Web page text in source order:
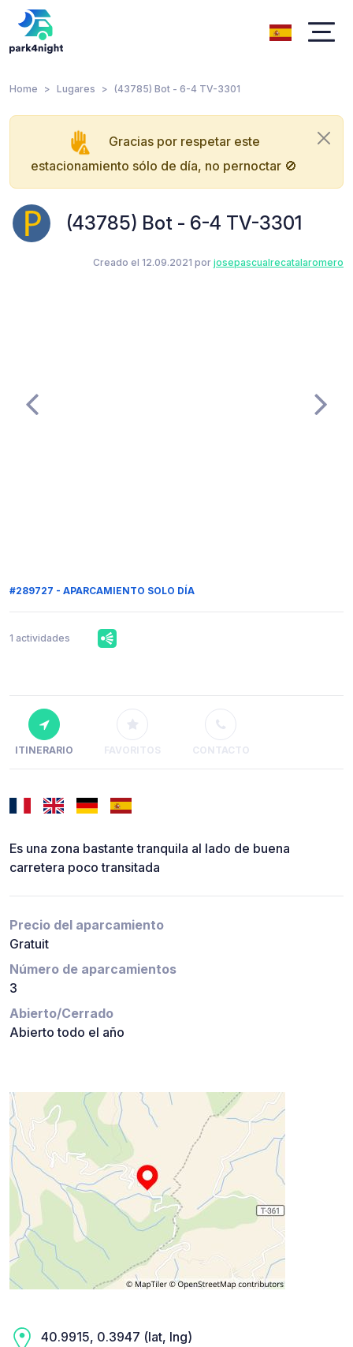
Home Lugares (43785) Bot - 6-4 TV-3301
Gracias por respetar este
estacionamiento sólo de día, no pernoctar 🚫
(43785) Bot - 6-4 TV-3301
Creado el 12.09.2021 por josepascualrecatalaromero
#289727 - APARCAMIENTO SOLO DÍA
1 actividades
ITINERARIO FAVORITOS CONTACTO
Es una zona bastante tranquila al lado de buena
carretera poco transitada
Precio del aparcamiento
Gratuit
Número de aparcamientos
3
Abierto/Cerrado
Abierto todo el año
40.9915, 0.3947 (lat, lng)